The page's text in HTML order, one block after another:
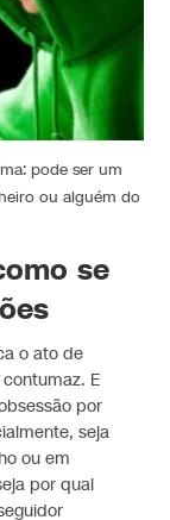
pode ser um
ou alguém do
se
o ato de
E
por
seja
ou em
por qual